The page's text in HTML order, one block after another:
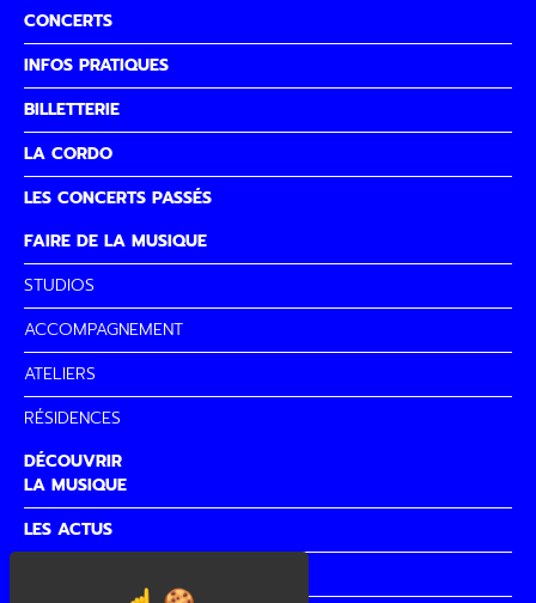
CONCERTS
INFOS PRATIQUES
BILLETTERIE
LA CORDO
LES CONCERTS PASSÉS
FAIRE DE LA MUSIQUE
STUDIOS
ACCOMPAGNEMENT
ATELIERS
RÉSIDENCES
DÉCOUVRIR
LA MUSIQUE
LES ACTUS